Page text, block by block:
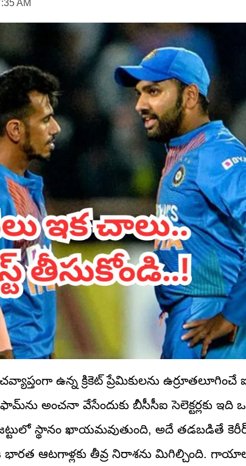
AM
ఉన్న క్రికెట్ ప్రేమికులను
అంచనా వేసేందుకు బీసీసీఐ సెలెక్టర్లకు ఇది
స్థానం ఖాయమవుతుంది, అదే తడబడితే
ఆటగాళ్లకు తీవ్ర నిరాశను మిగిల్చింది.